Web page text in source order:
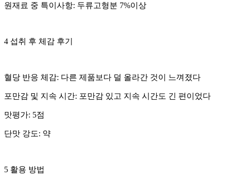
원재료 중 특이사항: 두류고형분 7%이상
4 섭취 후 체감 후기
혈당 반응 체감: 다른 제품보다 덜 올라간 것이 느껴졌다
포만감 및 지속 시간: 포만감 있고 지속 시간도 긴 편이었다
맛평가: 5점
단맛 강도: 약
5 활용 방법